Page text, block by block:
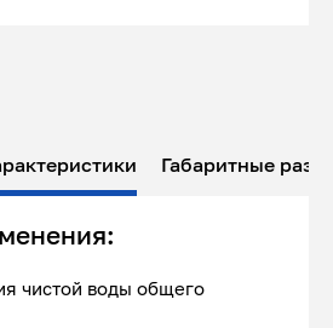
Габаритные
чистой воды общего